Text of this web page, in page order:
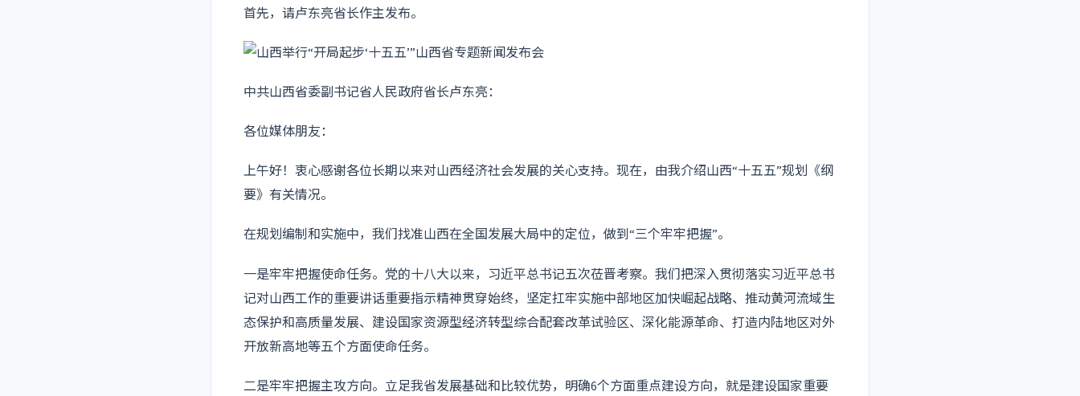
首先，请卢东亮省长作主发布。
中共山西省委副书记省人民政府省长卢东亮：
各位媒体朋友：
上午好！衷心感谢各位长期以来对山西经济社会发展的关心支持。现在，由我介绍山西“十五五”规划《纲
要》有关情况。
在规划编制和实施中，我们找准山西在全国发展大局中的定位，做到“三个牢牢把握”。
一是牢牢把握使命任务。党的十八大以来，习近平总书记五次莅晋考察。我们把深入贯彻落实习近平总书
记对山西工作的重要讲话重要指示精神贯穿始终，坚定扛牢实施中部地区加快崛起战略、推动黄河流域生
态保护和高质量发展、建设国家资源型经济转型综合配套改革试验区、深化能源革命、打造内陆地区对外
开放新高地等五个方面使命任务。
二是牢牢把握主攻方向。立足我省发展基础和比较优势，明确6个方面重点建设方向，就是建设国家重要